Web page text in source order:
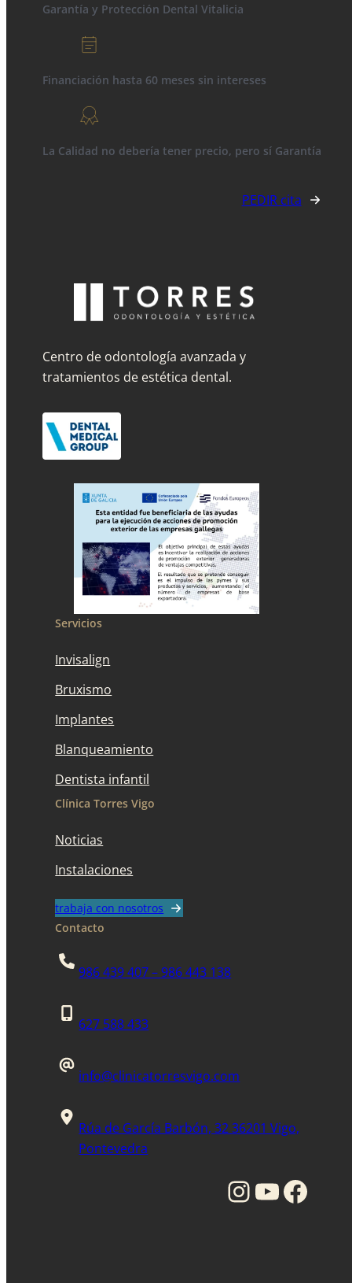
Garantía y Protección Dental Vitalicia
Financiación hasta 60 meses sin intereses
La Calidad no debería tener precio, pero sí Garantía
PEDIR cita
Centro de odontología avanzada y
tratamientos de estética dental.
Servicios
Invisalign
Bruxismo
Implantes
Blanqueamiento
Dentista infantil
Clínica Torres Vigo
Noticias
Instalaciones
trabaja con nosotros
Contacto
986 439 407 – 986 443 138
627 588 433
info@clinicatorresvigo.com
Rúa de García Barbón, 32 36201 Vigo,
Pontevedra
InstagramYouTube Facebook